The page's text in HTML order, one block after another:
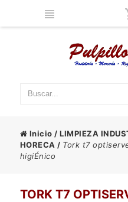
Inicio /LIMPIEZA
HORECA / Tork t7
higiÉnico
TORK T7